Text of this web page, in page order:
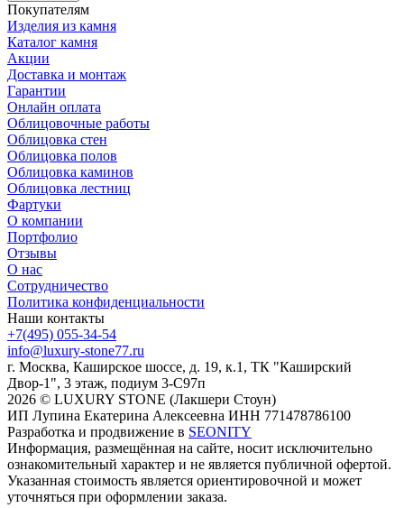
Покупателям
Изделия из камня
Каталог камня
Акции
Доставка и монтаж
Гарантии
Онлайн оплата
Облицовочные работы
Облицовка стен
Облицовка полов
Облицовка каминов
Облицовка лестниц
Фартуки
О компании
Портфолио
Отзывы
О нас
Сотрудничество
Политика конфиденциальности
Наши контакты
+7(495) 055-34-54
info@luxury-stone77.ru
г. Москва, Каширское шоссе, д. 19, к.1, ТК "Каширский
Двор-1", 3 этаж, подиум 3-С97п
2026 © LUXURY STONE (Лакшери Стоун)
ИП Лупина Екатерина Алексеевна ИНН 771478786100
Разработка и продвижение в SEONITY
Информация, размещённая на сайте, носит исключительно
ознакомительный характер и не является публичной офертой.
Указанная стоимость является ориентировочной и может
уточняться при оформлении заказа.